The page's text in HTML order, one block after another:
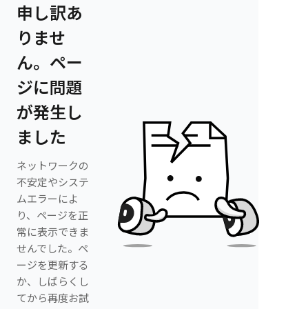
申し訳あ
りませ
ん。ペー
ジに問題
が発生し
ました
ネットワークの
不安定やシステ
ムエラーによ
り、ページを正
常に表示できま
せんでした。ペ
ージを更新する
か、しばらくし
てから再度お試